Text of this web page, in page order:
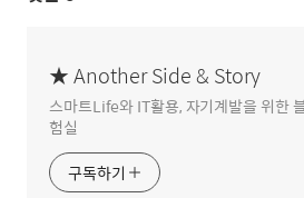
★ Another Side & Story
스마트Life와 IT활용, 자기계발을 위한
험실
구독하기